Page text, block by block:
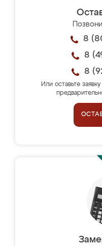
8
8
8
Или оставьте